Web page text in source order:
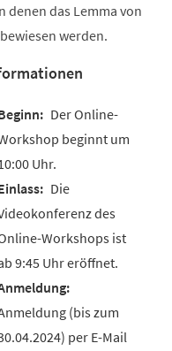
denen das Lemma von
werden.
Der Online-
beginnt um
Uhr.
Die
des
Workshops ist
9:45 Uhr eröffnet.
(bis zum
per E-Mail